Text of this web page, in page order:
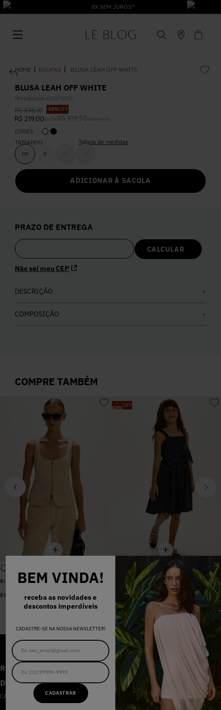
BEM VINDA!
receba as novidades e
descontos imperdíveis
CADASTRE-SE NA NOSSA NEWSLETTER!
CADASTRAR
8X SEM JUROS*
ROUPAS BLUSA LEAH OFF WHITE
BLUSA LEAH OFF WHITE
REFERÊNCIA: 010173072
R$ 438,00 -50%OFF
R$ 219,00 ou 2 x R$ 109 50 sem juros
CORES
TAMANHO
PP
P
Tabela de medidas
ADICIONAR À SACOLA
PRAZO DE ENTREGA
Não sei meu CEP
DESCRIÇÃO
COMPOSIÇÃO
COMPRE TAMBÉM
BLUSA SARJA LARA PEROLA
R$ 00
-
60%OFF
VESTIDO MADALENA AZUL MARINHO DOT
R$ 398 00
R$ 159,20
RECEBA AS NOVIDADES E
DESCONTOS IMPERDÍVEIS
CADASTRE-SE NA NOSSA NEWSLETTER
CADASTRAR
1º Vestido
2º
5º Calça
6º Colete
7º Vestidos
Calça Jeans
10º Vestido Branco